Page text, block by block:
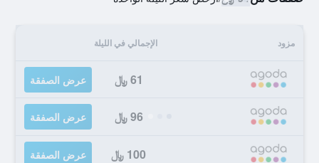
مزود الإجمالي في الليلة
61 ﷼ عرض الصفقة
96 ﷼ عرض الصفقة
100 ﷼ عرض الصفقة